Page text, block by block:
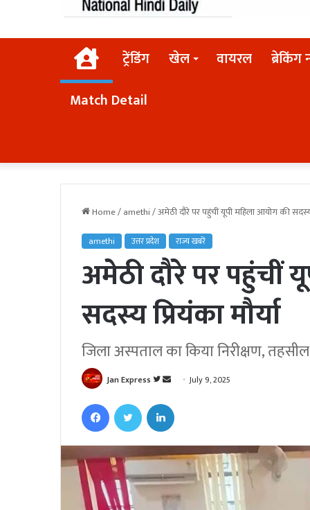
Homeट्रेंडिंग खेल वायरल ब्रेकिंग
Match Detail
Home/amethi/अमेठी दौरे पर पहुंचीं यूपी महिला आयोग की सदस्य
amethi उत्तर प्रदेश राज्य खबरें
अमेठी दौरे पर पहुंचीं
सदस्य प्रियंका मौर्या
जिला अस्पताल का किया निरीक्षण,
Jan Express
F
l
l
o
w
o
n
n
d
a
n
e
m
July 9, 2025